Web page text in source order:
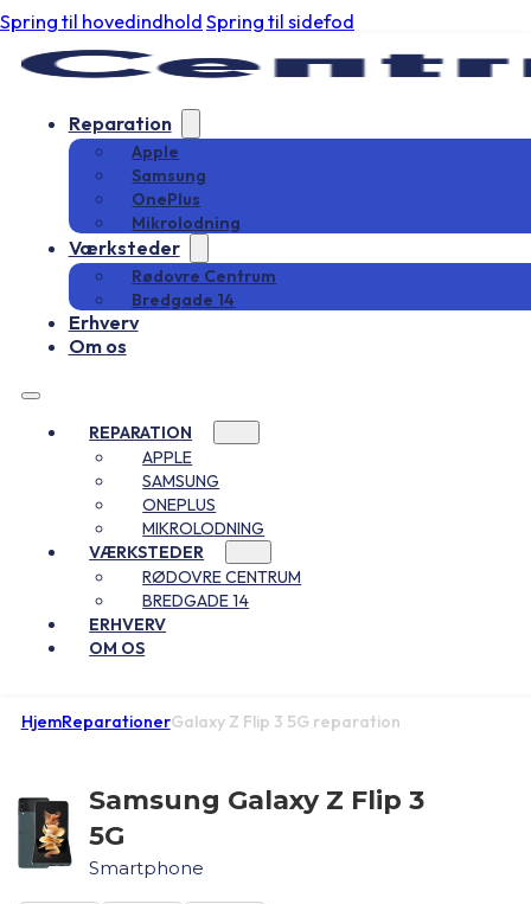
Spring til hovedindhold Spring til sidefod
Reparation
Apple
Samsung
OnePlus
Mikrolodning
Værksteder
Rødovre Centrum
Bredgade 14
Erhverv
Om os
REPARATION
APPLE
SAMSUNG
ONEPLUS
MIKROLODNING
VÆRKSTEDER
RØDOVRE CENTRUM
BREDGADE 14
ERHVERV
OM OS
HjemReparationerGalaxy Z Flip 3 5G reparation
Samsung Galaxy Z Flip 3
5G
Smartphone